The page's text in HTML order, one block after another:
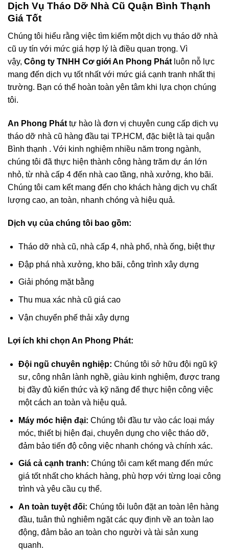
Dịch Vụ Tháo Dỡ Nhà Cũ Quận Bình Thạnh
Giá Tốt
Chúng tôi hiểu rằng việc tìm kiếm một dịch vụ tháo dỡ nhà
cũ uy tín với mức giá hợp lý là điều quan trọng. Vì
vậy, Công ty TNHH Cơ giới An Phong Phát luôn nỗ lực
mang đến dịch vụ tốt nhất với mức giá cạnh tranh nhất thị
trường. Bạn có thể hoàn toàn yên tâm khi lựa chọn chúng
tôi.
An Phong Phát tự hào là đơn vị chuyên cung cấp dịch vụ
tháo dỡ nhà cũ hàng đầu tại TP.HCM, đặc biệt là tại quận
Bình thạnh . Với kinh nghiệm nhiều năm trong ngành,
chúng tôi đã thực hiện thành công hàng trăm dự án lớn
nhỏ, từ nhà cấp 4 đến nhà cao tầng, nhà xưởng, kho bãi.
Chúng tôi cam kết mang đến cho khách hàng dịch vụ chất
lượng cao, an toàn, nhanh chóng và hiệu quả.
Dịch vụ của chúng tôi bao gồm:
Tháo dỡ nhà cũ, nhà cấp 4, nhà phố, nhà ống, biệt thự
Đập phá nhà xưởng, kho bãi, công trình xây dựng
Giải phóng mặt bằng
Thu mua xác nhà cũ giá cao
Vận chuyển phế thải xây dựng
Lợi ích khi chọn An Phong Phát:
Đội ngũ chuyên nghiệp: Chúng tôi sở hữu đội ngũ kỹ
sư, công nhân lành nghề, giàu kinh nghiệm, được trang
bị đầy đủ kiến thức và kỹ năng để thực hiện công việc
một cách an toàn và hiệu quả.
Máy móc hiện đại: Chúng tôi đầu tư vào các loại máy
móc, thiết bị hiện đại, chuyên dụng cho việc tháo dỡ,
đảm bảo tiến độ công việc nhanh chóng và chính xác.
Giá cả cạnh tranh: Chúng tôi cam kết mang đến mức
giá tốt nhất cho khách hàng, phù hợp với từng loại công
trình và yêu cầu cụ thể.
An toàn tuyệt đối: Chúng tôi luôn đặt an toàn lên hàng
đầu, tuân thủ nghiêm ngặt các quy định về an toàn lao
động, đảm bảo an toàn cho người và tài sản xung
quanh.